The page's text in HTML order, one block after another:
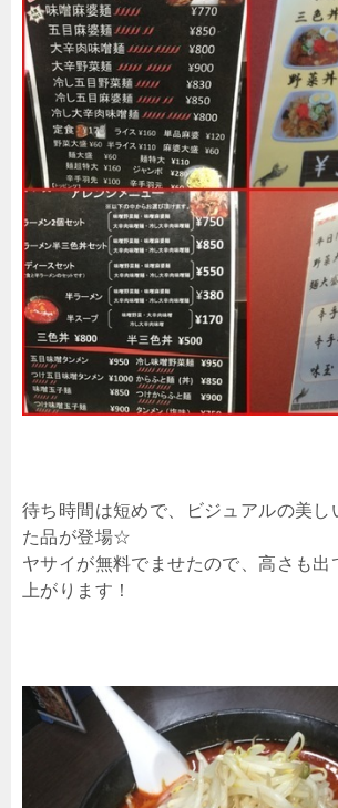
待ち時間は短めで、ビジュアルの美
た品が登場☆
ヤサイが無料でませたので、高さも出
上がります！